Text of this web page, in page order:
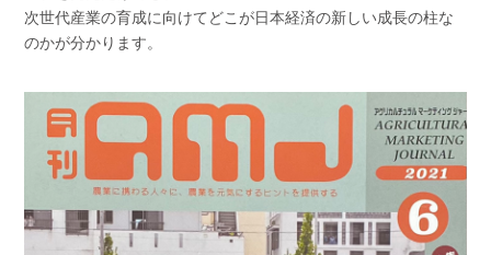
次世代産業の育成に向けてどこが日本経済の新しい成長の柱な
のかが分かります。